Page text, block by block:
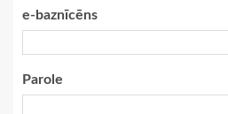
e-baznīcēns
Parole